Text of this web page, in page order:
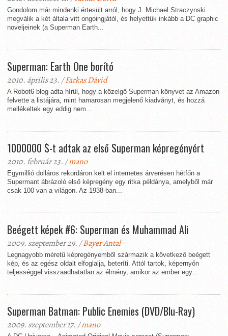
Gondolom már mindenki értesült arról, hogy J. Michael Straczynski
megválik a két általa vitt ongoingjától, és helyettük inkább a DC graphic
noveljeinek (a Superman Earth...
Superman: Earth One borító
2010. április 23. /Farkas Dávid
A Robot6 blog adta hírül, hogy a közelgő Superman könyvet az Amazon
felvette a listájára, mint hamarosan megjelenő kiadványt, és hozzá
mellékeltek egy eddig nem...
1000000 $-t adtak az első Superman képregényért
2010. február 23. /mano
Egymillió dolláros rekordáron kelt el internetes árverésen hétfőn a
Supermant ábrázoló első képregény egy ritka példánya, amelyből már
csak 100 van a világon. Az 1938-ban...
Beégett képek #6: Superman és Muhammad Ali
2009. szeptember 29. /Bayer Antal
Legnagyobb méretű képregényemből származik a következő beégett
kép, és az egész oldalt elfoglalja, beteríti. Attól tartok, képernyőn
teljességgel visszaadhatatlan az élmény, amikor az ember egy...
Superman Batman: Public Enemies (DVD/Blu-Ray)
2009. szeptember 17. /mano